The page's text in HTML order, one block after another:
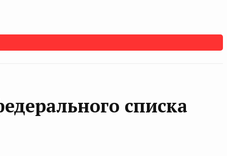
списка